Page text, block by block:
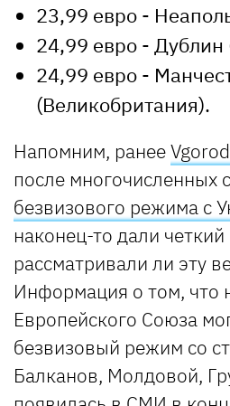
23,99 евро -
24,99 евро -
24,99 евро -
(Великобритания).
Напомним, ранее
после многочисленных
безвизового режима с
наконец-то дали четкий
рассматривали ли эту
Информация о том, что
Европейского Союза
безвизовый режим со
Балканов, Молдовой,